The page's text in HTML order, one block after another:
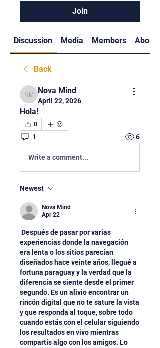
Join
Discussion Media Members About
Back
Nova Mind
Nova Mind
April 22, 2026
Hola!
0
1 6
Write a comment...
Newest
Nova Mind
Apr 22
experiencias donde la navegación
era lenta o los sitios parecían
diseñados hace veinte años, llegué a
fortuna paraguay y la verdad que la
diferencia se siente desde el primer
segundo. Es un alivio encontrar un
rincón digital que no te sature la vista
y que responda al toque, sobre todo
cuando estás con el celular siguiendo
los resultados en vivo mientras
compartís algo con los amigos. Lo